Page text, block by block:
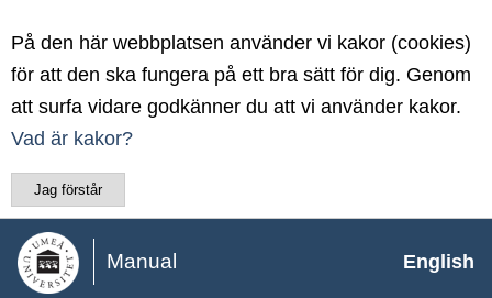
På den här webbplatsen använder vi kakor (cookies)
för att den ska fungera på ett bra sätt för dig. Genom
att surfa vidare godkänner du att vi använder kakor.
Vad är kakor?
Jag förstår
Manual English